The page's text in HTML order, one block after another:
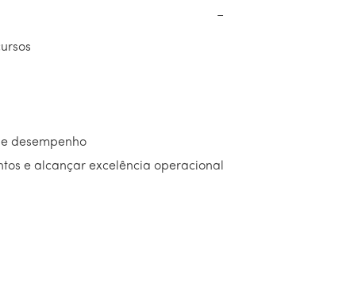
−
desempenho
e alcançar excelência operacional